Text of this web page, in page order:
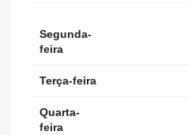
Segunda-
feira
Terça-feira
Quarta-
feira